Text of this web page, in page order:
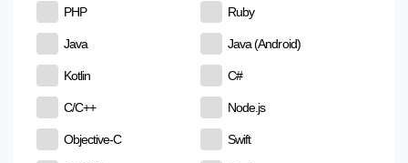
PHP
Ruby
Java Java (Android)
Kotlin C#
C/C++ Node.js
Objective-C Swift